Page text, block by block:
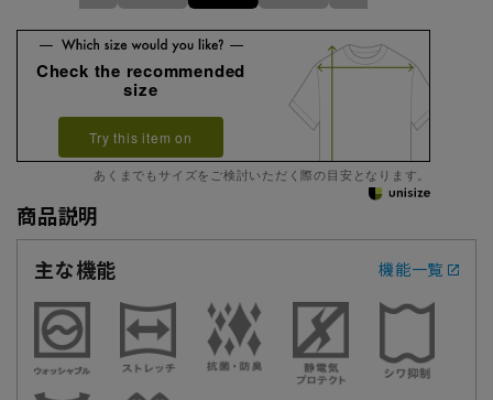
Check the recommended
size
Try this item on
あくまでもサイズをご検討いただく際の目安となります。
商品説明
主な機能
機能一覧